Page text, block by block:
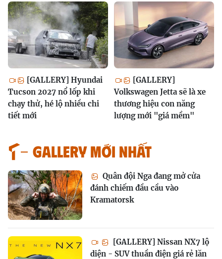
[GALLERY] Hyundai
Tucson 2027 nổ lốp khi
chạy thử, hé lộ nhiều chi
tiết mới
[GALLERY]
Volkswagen Jetta sẽ là xe
thương hiệu con năng
lượng mới "giá mềm"
GALLERY MỚI NHẤT
Quân đội Nga đang mở cửa
đánh chiếm đầu cầu vào
Kramatorsk
[GALLERY] Nissan NX7 lộ
diện - SUV thuần điện giá rẻ lăn